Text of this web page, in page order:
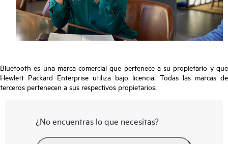
Bluetooth es una marca comercial que pertenece a su propietario y que
Hewlett Packard Enterprise utiliza bajo licencia. Todas las marcas de
terceros pertenecen a sus respectivos propietarios.
¿No encuentras lo que necesitas?